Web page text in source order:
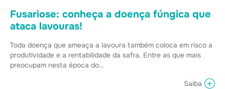
Fusariose: conheça a doença fúngica que
ataca lavouras!
Toda doença que ameaça a lavoura também coloca em risco a
produtividade e a rentabilidade da safra. Entre as que mais
preocupam nesta época do…
Saiba